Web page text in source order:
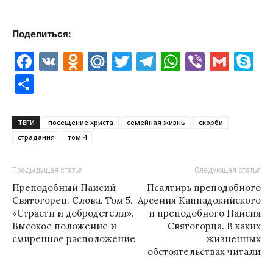
Поделиться:
Facebook
VK Odnoklassniki
Mail.Ru
Twitter
Telegram
Viber
ТЕГИ посещение христа семейная жизнь
скорби
страдания
том 4
Предыдущая статья
Преподобный Паисий
Святогорец. Слова. Том 5.
«Страсти и добродетели».
Высокое положение и
смиренное расположение
Следующая статья
Псалтирь преподобного
Арсения Каппадокийского
и преподобного Паисия
Святогорца. В каких
жизненных
обстоятельствах читали